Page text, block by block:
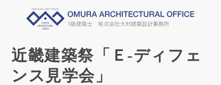
近畿建築祭「Ｅ-ディフェ
ンス見学会」